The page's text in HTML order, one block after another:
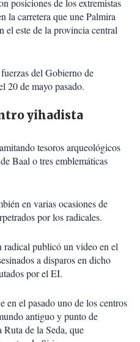
posiciones de los extremistas
la carretera que une Palmira
este de la provincia central
del Gobierno de
20 de mayo pasado.
yihadista
tesoros arqueológicos
Baal o tres emblemáticas
en varias ocasiones de
por los radicales.
publicó un video en el
a disparos en dicho
por el EI.
en el pasado uno de los centros
antiguo y punto de
Ruta de la Seda, que